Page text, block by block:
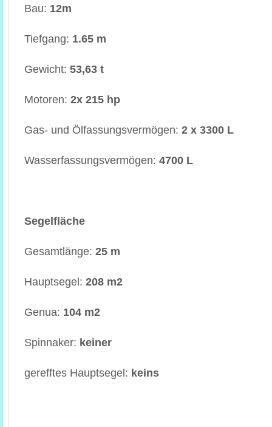
Bau: 12m
Tiefgang: 1.65 m
Gewicht: 53,63 t
Motoren: 2x 215 hp
Gas- und Ölfassungsvermögen: 2 x 3300 L
Wasserfassungsvermögen: 4700 L
Segelfläche
Gesamtlänge: 25 m
Hauptsegel: 208 m2
Genua: 104 m2
Spinnaker: keiner
gerefftes Hauptsegel: keins